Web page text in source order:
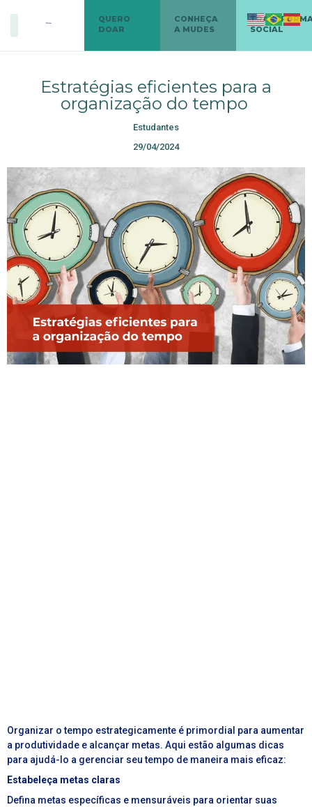
QUERO
DOAR
CONHEÇA
A MUDES
SOCIAL
Estratégias eficientes para a
organização do tempo
Estudantes
29/04/2024
Organizar o tempo estrategicamente é primordial para aumentar
a produtividade e alcançar metas. Aqui estão algumas dicas
para ajudá-lo a gerenciar seu tempo de maneira mais eficaz:
Estabeleça metas claras
Defina metas específicas e mensuráveis para orientar suas